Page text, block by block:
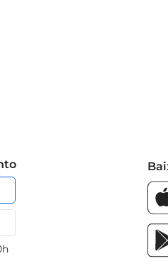
adicionar frutas,
Sinta a diferença que